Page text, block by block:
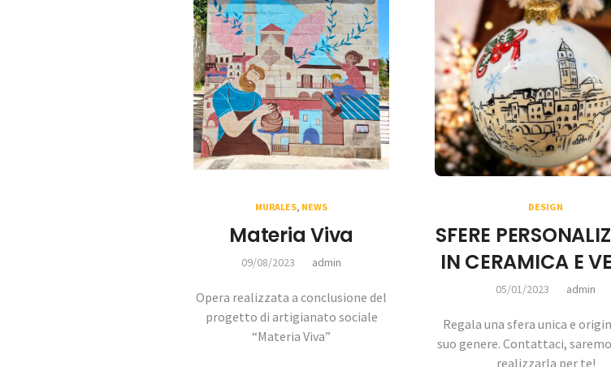
MURALES, NEWS
Materia Viva
09/08/2023 admin
Opera realizzata a conclusione del
progetto di artigianato sociale
“Materia Viva”
DESIGN
SFERE
IN CERAMICA E
05/01/2023 admin
Regala una sfera unica e
suo genere. Contattaci,
realizzarla per te!